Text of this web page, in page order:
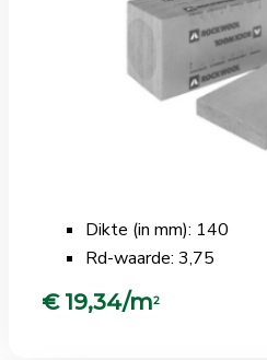
Dikte (in mm): 140
Rd-waarde: 3,75
€ 19,34/m2